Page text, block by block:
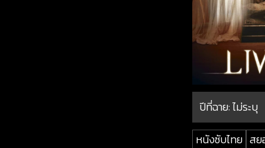
ปีที่ฉาย:ไม่ระบุ
หนังซับไทย ส